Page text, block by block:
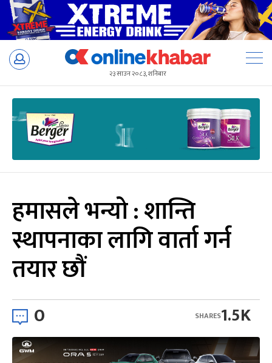
Skip
२३ साउन २०८३, शनिबार
हमासले भन्यो : शान्ति
स्थापनाका लागि वार्ता गर्न
तयार छौं
0 1.5K
SHARES